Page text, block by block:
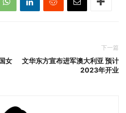
女
下一篇
文华东方宣布进军澳大利亚 预计
2023年开业